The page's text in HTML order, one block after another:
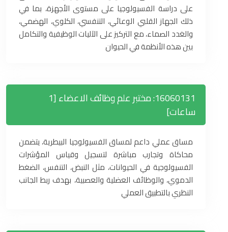
على دراسة الفسيولوجيا على مستوى الأجهزة، بما في
ذلك الجهاز القلبي الوعائي، التنفسي، الكلوي، الهضمي،
والغدد الصماء، مع التركيز على الآليات الوظيفية والتكامل
بين هذه الأنظمة في الحيوان
16060131: مختبر علم وظائف الاعضاء [1
ساعات]
مساق عملي داعم لمساق الفسيولوجيا البيطرية، يتضمن
محاكاة وتجارب مباشرة لتسجيل وقياس المؤشرات
الفسيولوجية في الحيوانات، مثل النبض، التنفس، الضغط
الدموي، والوظائف العضلية والعصبية، بهدف ربط الجانب
النظري بالتطبيق العملي